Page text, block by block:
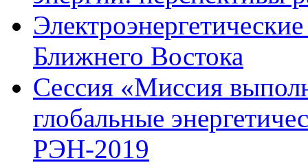
Ближнего Востока
Сессия «Миссия
глобальные
РЭН-2019